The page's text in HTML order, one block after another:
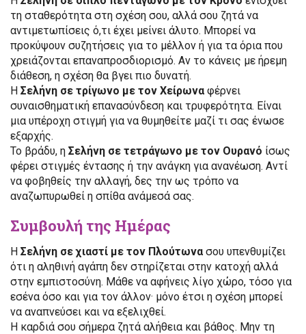
τη σταθερότητα στη σχέση σου, αλλά σου ζητά να
αντιμετωπίσεις ό,τι έχει μείνει άλυτο. Μπορεί να
προκύψουν συζητήσεις για το μέλλον ή για τα όρια που
χρειάζονται επαναπροσδιορισμό. Αν το κάνεις με ήρεμη
διάθεση, η σχέση θα βγει πιο δυνατή.
Η Σελήνη σε τρίγωνο με τον Χείρωναφέρνει
συναισθηματική επανασύνδεση και τρυφερότητα. Είναι
μια υπέροχη στιγμή για να θυμηθείτε μαζί τι σας ένωσε
εξαρχής.
Το βράδυ, η Σελήνη σε τετράγωνο με τον Ουρανό ίσως
φέρει στιγμές έντασης ή την ανάγκη για ανανέωση. Αντί
να φοβηθείς την αλλαγή, δες την ως τρόπο να
αναζωπυρωθεί η σπίθα ανάμεσά σας.
Συμβουλή της Ημέρας
Η Σελήνη σε χιαστί με τον Πλούτωνασου υπενθυμίζει
ότι η αληθινή αγάπη δεν στηρίζεται στην κατοχή αλλά
στην εμπιστοσύνη. Μάθε να αφήνεις λίγο χώρο, τόσο για
εσένα όσο και για τον άλλον· μόνο έτσι η σχέση μπορεί
να αναπνεύσει και να εξελιχθεί.
Η καρδιά σου σήμερα ζητά αλήθεια και βάθος. Μην τη